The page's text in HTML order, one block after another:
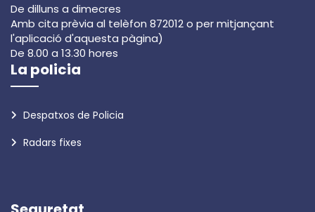
De dilluns a dimecres
Amb cita prèvia al telèfon 872012 o per mitjançant
l'aplicació d'aquesta pàgina)
De 8.00 a 13.30 hores
La policia
Despatxos de Policia
Radars fixes